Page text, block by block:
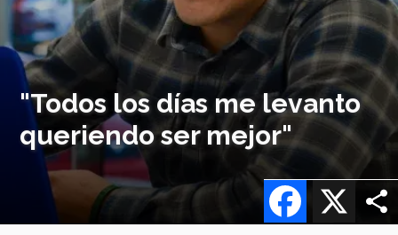
"Todos los días me levanto
queriendo ser mejor"
X
Facebook